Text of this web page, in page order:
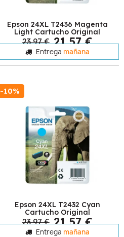
Epson 24XL T2436 Magenta
Light Cartucho Original
23,97 € 21,57 €
Entrega mañana
-10%
Epson 24XL T2432 Cyan
Cartucho Original
23,97 € 21,57 €
Entrega mañana